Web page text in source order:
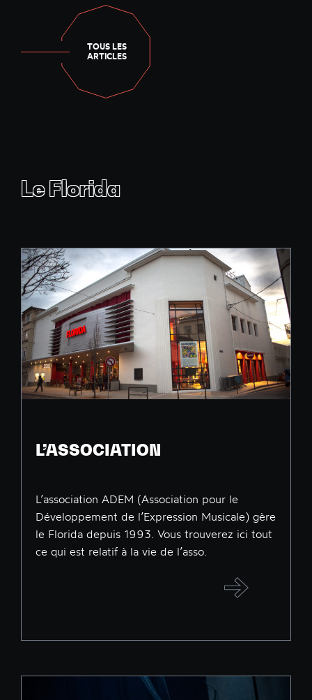
TOUS LES
ARTICLES
Le Florida
L’ASSOCIATION
L’association ADEM (Association pour le
Développement de l’Expression Musicale) gère
le Florida depuis 1993. Vous trouverez ici tout
ce qui est relatif à la vie de l’asso.